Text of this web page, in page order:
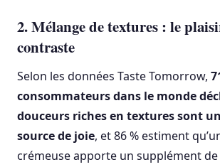
2. Mélange de textures : le
contraste
Selon les données Taste Tomorrow,
consommateurs dans le monde
douceurs riches en textures sont
source de joie, et 86 % estiment
crémeuse apporte un supplément